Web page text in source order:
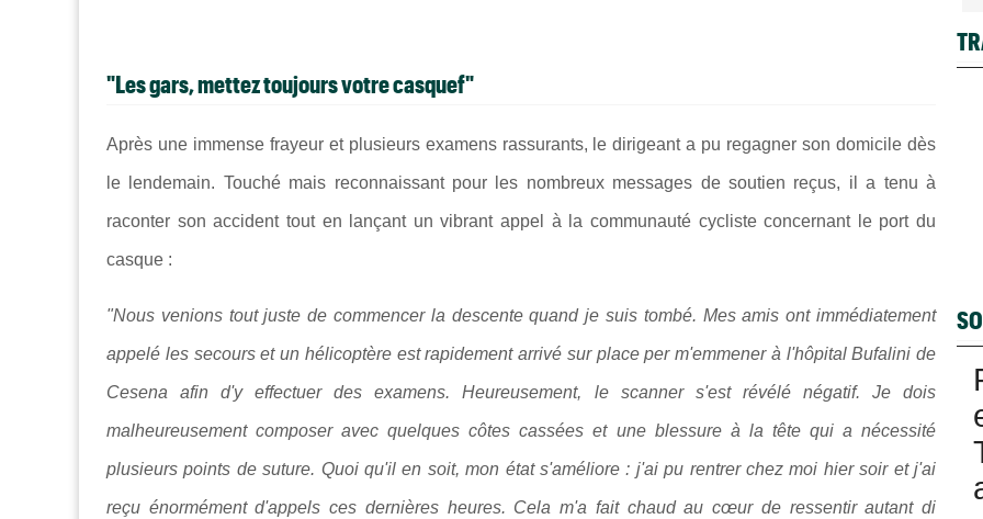
"Les gars, mettez toujours votre casquef"
Après une immense frayeur et plusieurs examens rassurants, le dirigeant a pu regagner son domicile dès
le lendemain. Touché mais reconnaissant pour les nombreux messages de soutien reçus, il a tenu à
raconter son accident tout en lançant un vibrant appel à la communauté cycliste concernant le port du
casque :
"Nous venions tout juste de commencer la descente quand je suis tombé. Mes amis ont immédiatement
appelé les secours et un hélicoptère est rapidement arrivé sur place per m'emmener à l'hôpital Bufalini de
Cesena afin d'y effectuer des examens. Heureusement, le scanner s'est révélé négatif. Je dois
malheureusement composer avec quelques côtes cassées et une blessure à la tête qui a nécessité
plusieurs points de suture. Quoi qu'il en soit, mon état s'améliore : j'ai pu rentrer chez moi hier soir et j'ai
reçu énormément d'appels ces dernières heures. Cela m'a fait chaud au cœur de ressentir autant di